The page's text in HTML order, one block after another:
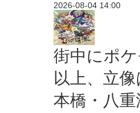
2026-08-04 14:00
街中にポ
以上、立
本橋・八重